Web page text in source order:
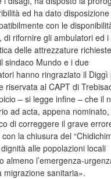
ed ha dato
con le
di rifornire gli ambulatori ed i
delle attrezzature
sindaco Mundo e i due
hanno ringraziato il Diggì
riservata al CAPT di
– si legge infine – che il
ad acta, appena
di correggere il grave
la chiusura del
alle popolazioni locali
almeno l’emergenza-
migrazione sanitaria».